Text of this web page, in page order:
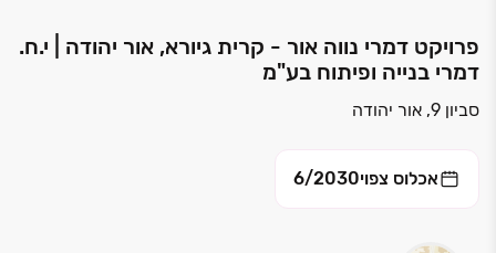
פרויקט דמרי נווה אור - קרית גיורא, אור יהודה | י.ח.
דמרי בנייה ופיתוח בע"מ
סביון 9, אור יהודה
אכלוס צפוי6/2030